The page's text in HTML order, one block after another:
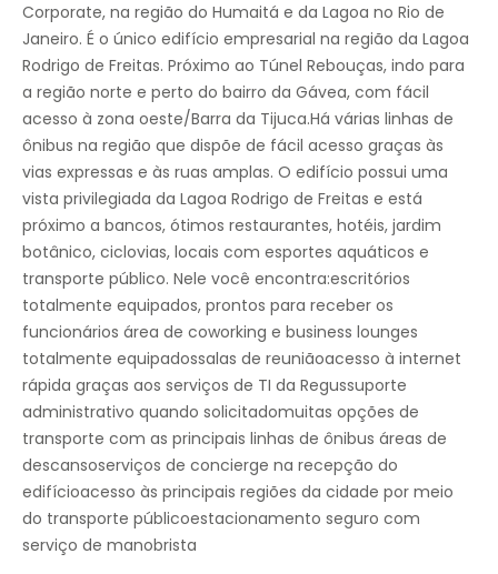
Pisos elevados
Serviço de sanduíches
Estacionamento subterrâneo seguro
Tectos falsos
Máquinas de venda automática
Armazenamento de bicicletas
Corporate, na região do Humaitá e da Lagoa no Rio de
Janeiro. É o único edifício empresarial na região da Lagoa
Rodrigo de Freitas. Próximo ao Túnel Rebouças, indo para
a região norte e perto do bairro da Gávea, com fácil
acesso à zona oeste/Barra da Tijuca.Há várias linhas de
ônibus na região que dispõe de fácil acesso graças às
vias expressas e às ruas amplas. O edifício possui uma
vista privilegiada da Lagoa Rodrigo de Freitas e está
próximo a bancos, ótimos restaurantes, hotéis, jardim
botânico, ciclovias, locais com esportes aquáticos e
transporte público. Nele você encontra:escritórios
totalmente equipados, prontos para receber os
funcionários área de coworking e business lounges
totalmente equipadossalas de reuniãoacesso à internet
rápida graças aos serviços de TI da Regussuporte
administrativo quando solicitadomuitas opções de
transporte com as principais linhas de ônibus áreas de
descansoserviços de concierge na recepção do
edifícioacesso às principais regiões da cidade por meio
do transporte públicoestacionamento seguro com
serviço de manobrista